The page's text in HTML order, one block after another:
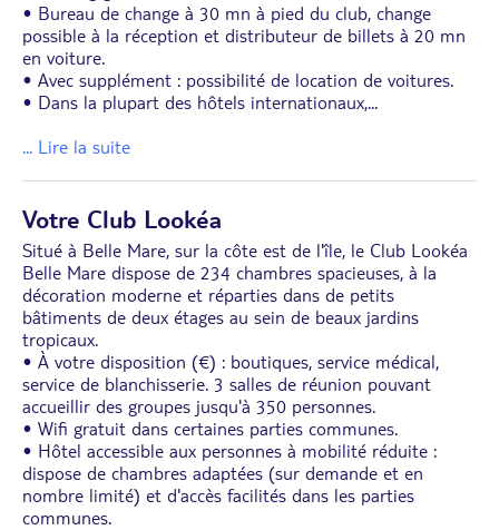
• Bureau de change à 30 mn à pied du club, change
possible à la réception et distributeur de billets à 20 mn
en voiture.
• Avec supplément : possibilité de location de voitures.
• Dans la plupart des hôtels internationaux,...
... Lire la suite
Votre Club Lookéa
Situé à Belle Mare, sur la côte est de l'île, le Club Lookéa
Belle Mare dispose de 234 chambres spacieuses, à la
décoration moderne et réparties dans de petits
bâtiments de deux étages au sein de beaux jardins
tropicaux.
• À votre disposition (€) : boutiques, service médical,
service de blanchisserie. 3 salles de réunion pouvant
accueillir des groupes jusqu'à 350 personnes.
• Wifi gratuit dans certaines parties communes.
• Hôtel accessible aux personnes à mobilité réduite :
dispose de chambres adaptées (sur demande et en
nombre limité) et d'accès facilités dans les parties
communes.